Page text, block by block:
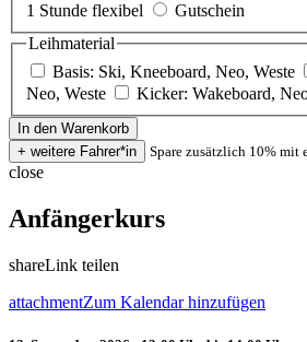
1 Stunde flexibel
Gutschein
Leihmaterial
Basis: Ski, Kneeboard, Neo, Weste
Neo, Weste
Kicker: Wakeboard,
Spare zusätzlich 10% mit
close
Anfängerkurs
shareLink teilen
attachmentZum Kalendar hinzufügen